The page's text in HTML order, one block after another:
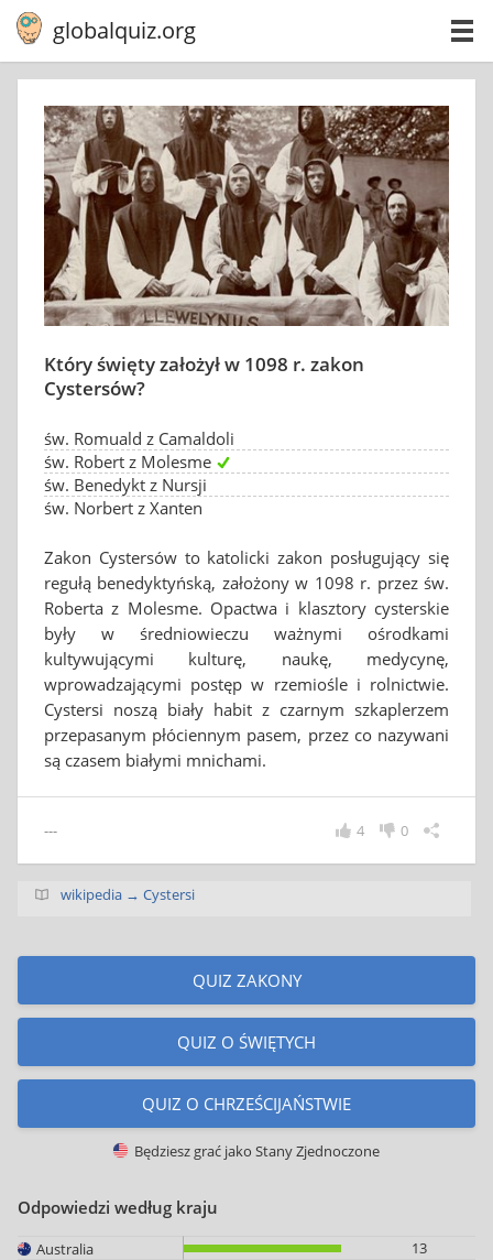
globalquiz.org
Który święty założył w 1098 r. zakon
Cystersów?
św. Romuald z Camaldoli
św. Robert z Molesme
św. Benedykt z Nursji
św. Norbert z Xanten
Zakon Cystersów to katolicki zakon posługujący się
regułą benedyktyńską, założony w 1098 r. przez św.
Roberta z Molesme. Opactwa i klasztory cysterskie
były w średniowieczu ważnymi ośrodkami
kultywującymi kulturę, naukę, medycynę,
wprowadzającymi postęp w rzemiośle i rolnictwie.
Cystersi noszą biały habit z czarnym szkaplerzem
przepasanym płóciennym pasem, przez co nazywani
są czasem białymi mnichami.
--- 0
4
wikipedia → Cystersi
QUIZ ZAKONY
QUIZ O ŚWIĘTYCH
QUIZ O CHRZEŚCIJAŃSTWIE
Będziesz grać jako Stany Zjednoczone
Odpowiedzi według kraju
Australia
13